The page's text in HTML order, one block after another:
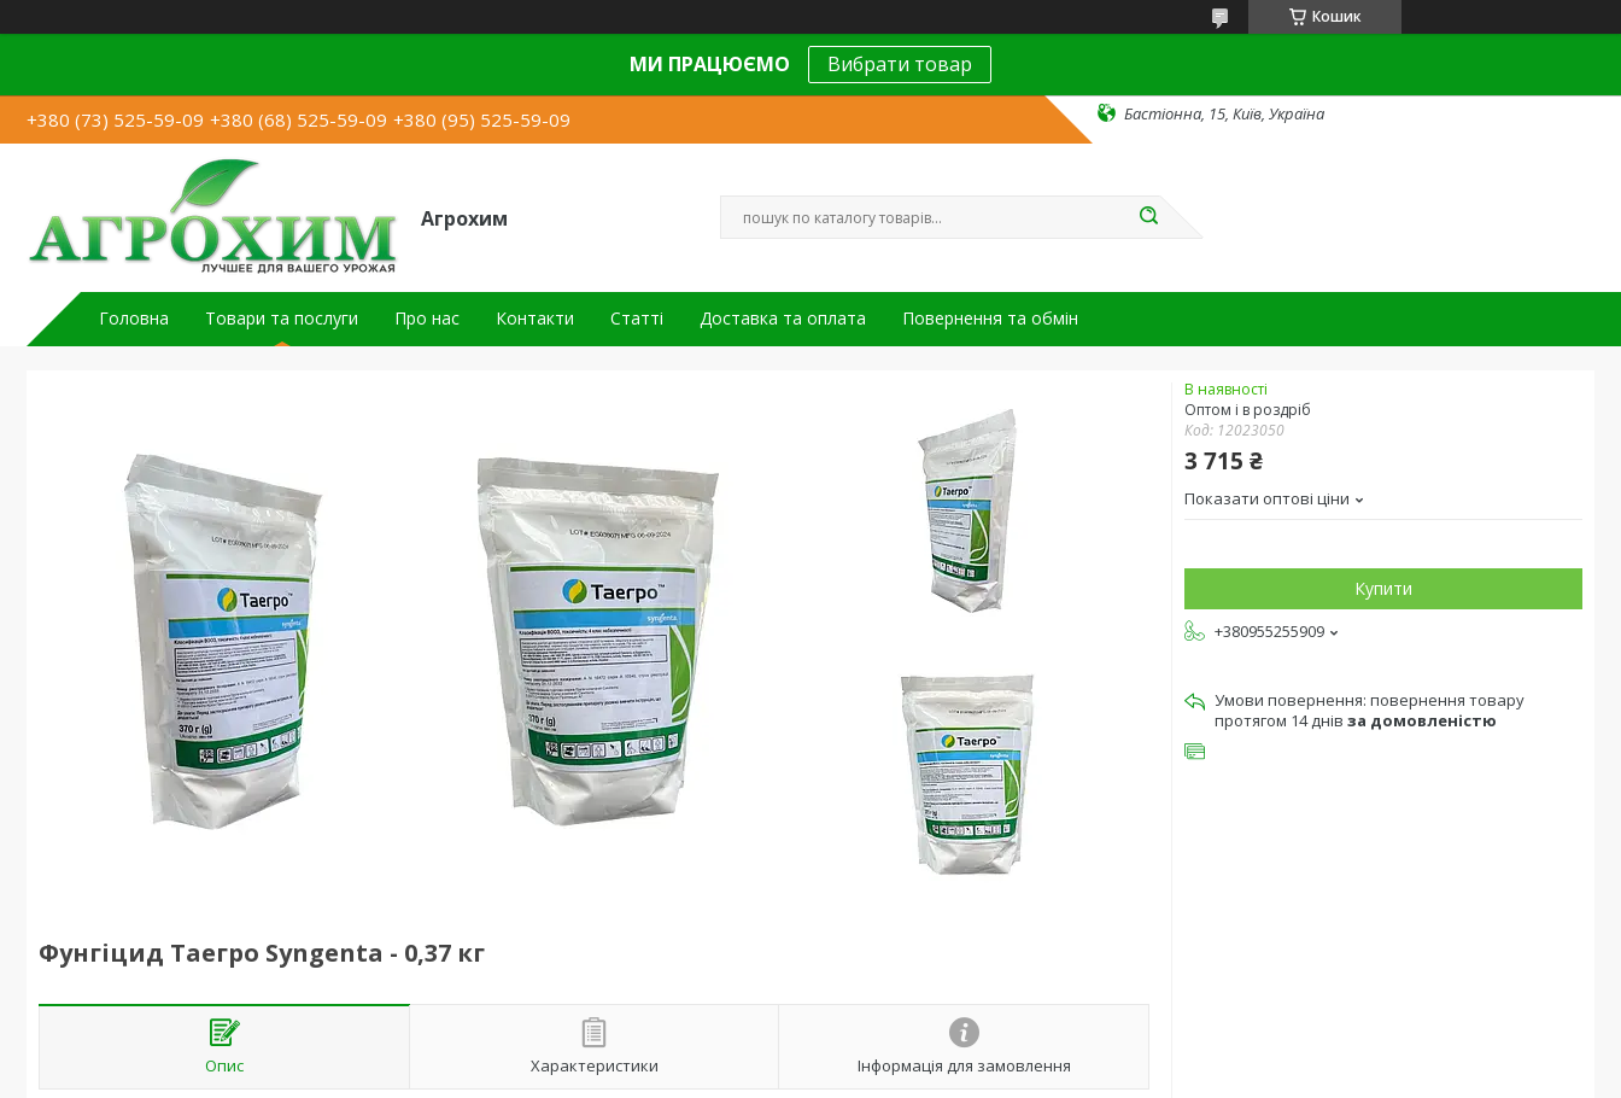
Кошик
МИ ПРАЦЮЄМО Вибрати товар
+380 (73) 525-59-09 +380 (68) 525-59-09 +380 (95) 525-59-09 Бастіонна, 15, Київ, Україна
Агрохим
Головна Товари та послуги Про нас Контакти Статті Доставка та оплата Повернення та обмін
Фунгіцид Таегро Syngenta - 0,37 кг
Опис Характеристики Інформація для замовлення
В наявності
Оптом і в роздріб
Код: 12023050
3 715 ₴
Показати оптові ціни
Купити
+380955255909
повернення товару
протягом 14 днів за домовленістю